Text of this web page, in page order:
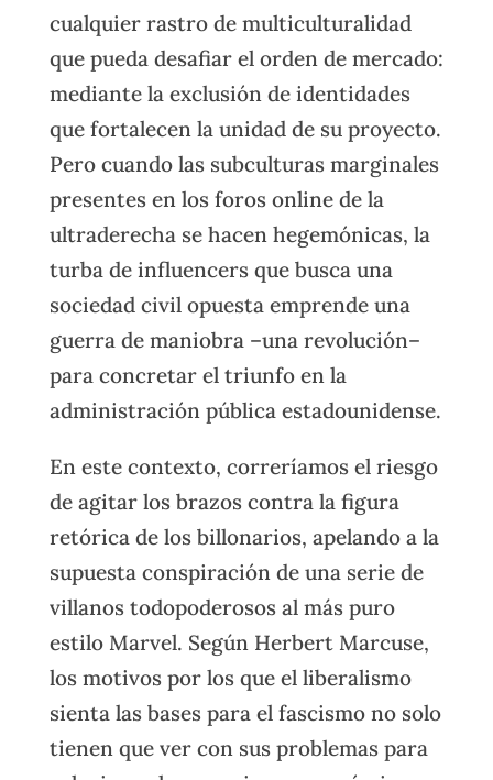
cualquier rastro de multiculturalidad
que pueda desafiar el orden de mercado:
mediante la exclusión de identidades
que fortalecen la unidad de su proyecto.
Pero cuando las subculturas marginales
presentes en los foros online de la
ultraderecha se hacen hegemónicas, la
turba de influencers que busca una
sociedad civil opuesta emprende una
guerra de maniobra –una revolución–
para concretar el triunfo en la
administración pública estadounidense.
En este contexto, correríamos el riesgo
de agitar los brazos contra la figura
retórica de los billonarios, apelando a la
supuesta conspiración de una serie de
villanos todopoderosos al más puro
estilo Marvel. Según Herbert Marcuse,
los motivos por los que el liberalismo
sienta las bases para el fascismo no solo
tienen que ver con sus problemas para